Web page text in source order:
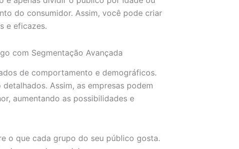
do consumidor. Assim, você pode criar
e eficazes.
com Segmentação Avançada
de comportamento e demográficos.
Assim, as empresas podem
aumentando as possibilidades e
o que cada grupo do seu público gosta.